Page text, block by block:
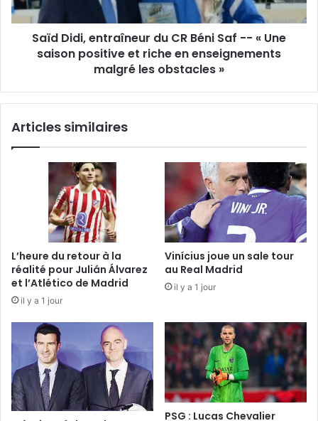
-
-
et
en
obstacles
Saïd Didi, entraîneur du CR Béni Saf -- « Une
saison positive et riche en enseignements
malgré les obstacles »
Articles similaires
L’heure du retour à la
réalité pour Julián Álvarez
et l’Atlético de Madrid
il y a 1 jour
Vinícius joue un sale tour
au Real Madrid
il y a 1 jour
PSG : Lucas Chevalier